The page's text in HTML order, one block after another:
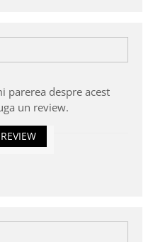
parerea despre acest
un review.